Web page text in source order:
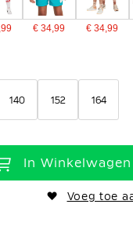
€ 34,99 € 34,99
140 152 164
In Winkelwagen
Voeg toe